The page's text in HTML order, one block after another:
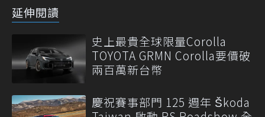
延伸閱讀
史上最貴全球限量Corolla
TOYOTA GRMN Corolla要價破
兩百萬新台幣
慶祝賽事部門 125 週年 Škoda